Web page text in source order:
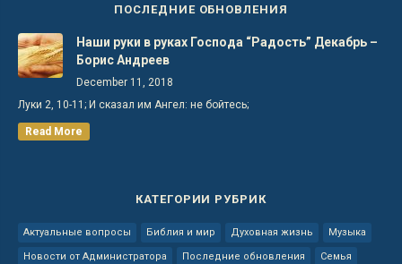
ПОСЛЕДНИЕ ОБНОВЛЕНИЯ
Наши руки в руках Господа “Радость” Декабрь –
Борис Андреев
December 11, 2018
Луки 2, 10-11; И сказал им Ангел: не бойтесь;
Read More
КАТЕГОРИИ РУБРИК
Актуальные вопросы Библия и мир Духовная жизнь Музыка
Новости от Администратора Последние обновления Семья